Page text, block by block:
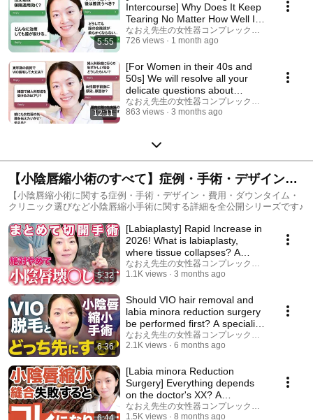
5:55
Intercourse] Why Does It Keep
Tearing No Matter How Well I
Care for My Vag...
なおえ先生の女性器コンプレックス相談室
726 views
1 month ago
12:11
[For Women in their 40s and
50s] We will resolve all your
delicate questions about
female genital...
なおえ先生の女性器コンプレックス相談室
863 views
3 months ago
【小陰唇縮小術のすべて】症例・手術・デザイン・
費用・ダウンタイム・クリニック選びなど小陰唇縮
小手術に関する詳細を全公開
【小陰唇縮小術に関する症例・手術・デザイン・費用・ダウンタイム・
クリニック選びなど小陰唇縮小手術に関する詳細を全公開シリーズです♪
5:32
[Labiaplasty] Rapid Increase in
2026! What is labiaplasty,
where tissue collapses? A
gynecologica...
なおえ先生の女性器コンプレックス相談室
1.1K views
3 months ago
6:36
Should VIO hair removal and
labia minora reduction surgery
be performed first? A specialist
in de...
なおえ先生の女性器コンプレックス相談室
2.1K views
6 months ago
6:44
[Labia minora Reduction
Surgery] Everything depends
on the doctor's XX? A
professional with over ...
なおえ先生の女性器コンプレックス相談室
1.5K views
8 months ago